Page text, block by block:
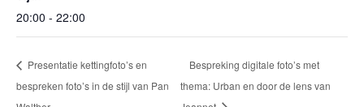
20:00 - 22:00
Presentatie kettingfoto’s en
bespreken foto’s in de stijl van Pan
Bespreking digitale foto’s met
thema: Urban en door de lens van